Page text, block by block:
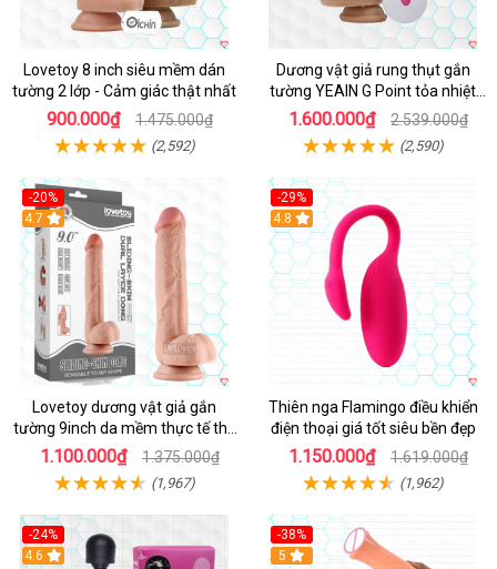
Lovetoy 8 inch siêu mềm dán
tường 2 lớp - Cảm giác thật nhất
900.000₫ 1.475.000₫
(2,592)
Dương vật giả rung thụt gắn
tường YEAIN G Point tỏa nhiệt
điều khiển từ xa
1.600.000₫ 2.539.000₫
(2,590)
-20%
Hot
4.7
Lovetoy dương vật giả gắn
tường 9inch da mềm thực tế thú
vị
1.100.000₫ 1.375.000₫
(1,967)
-29%
Hot
4.8
Thiên nga Flamingo điều khiển
điện thoại giá tốt siêu bền đẹp
1.150.000₫ 1.619.000₫
(1,962)
-24%
4.6
-38%
Hot
5